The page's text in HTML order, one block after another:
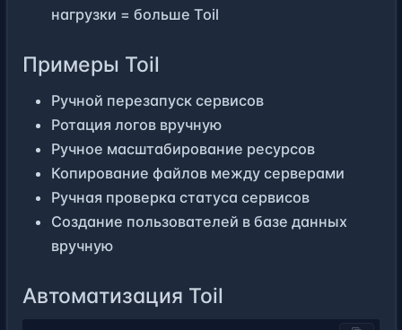
нагрузки = больше Toil
Примеры Toil
Ручной перезапуск сервисов
Ротация логов вручную
Ручное масштабирование ресурсов
Копирование файлов между серверами
Ручная проверка статуса сервисов
Создание пользователей в базе данных
вручную
Автоматизация Toil